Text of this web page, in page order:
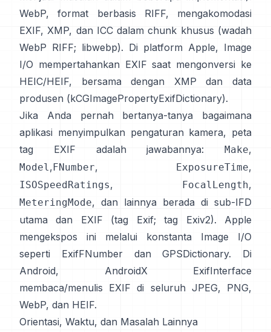
WebP, format berbasis RIFF, mengakomodasi
EXIF, XMP, dan ICC dalam chunk khusus (wadah
WebP RIFF; libwebp). Di platform Apple, Image
I/O mempertahankan EXIF saat mengonversi ke
HEIC/HEIF, bersama dengan XMP dan data
produsen (kCGImagePropertyExifDictionary).
Jika Anda pernah bertanya-tanya bagaimana
aplikasi menyimpulkan pengaturan kamera, peta
tag EXIF adalah jawabannya: Make,
Model,FNumber, ExposureTime,
ISOSpeedRatings, FocalLength,
MeteringMode, dan lainnya berada di sub-IFD
utama dan EXIF (tag Exif;tag Exiv2). Apple
mengekspos ini melalui konstanta Image I/O
seperti ExifFNumber danGPSDictionary. Di
Android, AndroidX ExifInterface
membaca/menulis EXIF di seluruh JPEG, PNG,
WebP, dan HEIF.
Orientasi, Waktu, dan Masalah Lainnya